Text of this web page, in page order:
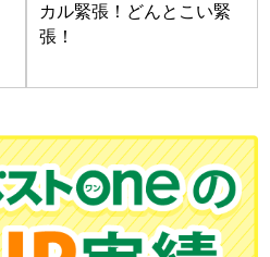
カル緊張！どんとこい緊
張！